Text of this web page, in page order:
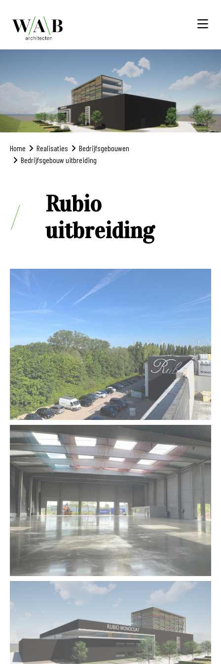
Home Realisaties
Bedrijfsgebouwen
Bedrijfsgebouw uitbreiding
Rubio
uitbreiding